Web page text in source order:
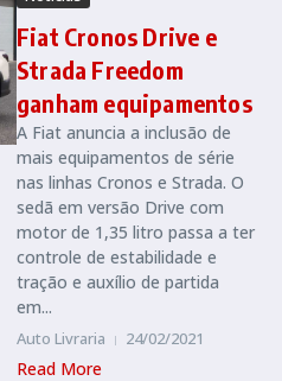
Fiat Cronos Drive e
Strada Freedom
ganham equipamentos
A Fiat anuncia a inclusão de
mais equipamentos de série
nas linhas Cronos e Strada. O
sedã em versão Drive com
motor de 1,35 litro passa a ter
controle de estabilidade e
tração e auxílio de partida
em...
Auto Livraria 24/02/2021
Read More